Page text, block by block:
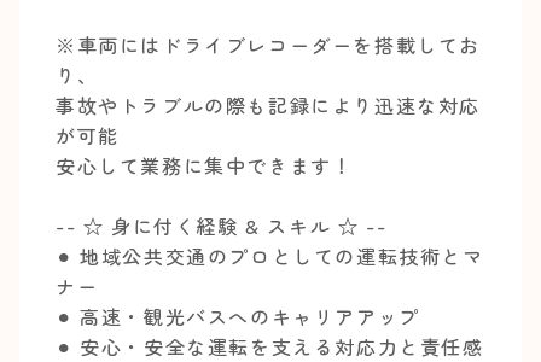
※車両にはドライブレコーダーを搭載してお
り、
事故やトラブルの際も記録により迅速な対応
が可能
安心して業務に集中できます！
-- ☆ 身に付く経験 & スキル ☆ --
⚫︎ 地域公共交通のプロとしての運転技術とマ
ナー
⚫︎ 高速・観光バスへのキャリアアップ
⚫︎ 安心・安全な運転を支える対応力と責任感